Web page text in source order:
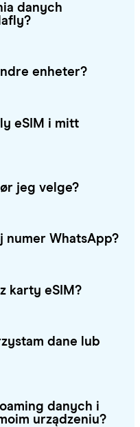
danych
enheter?
eSIM i mitt
jeg velge?
numer WhatsApp?
karty eSIM?
dane lub
danych i
urządzeniu?